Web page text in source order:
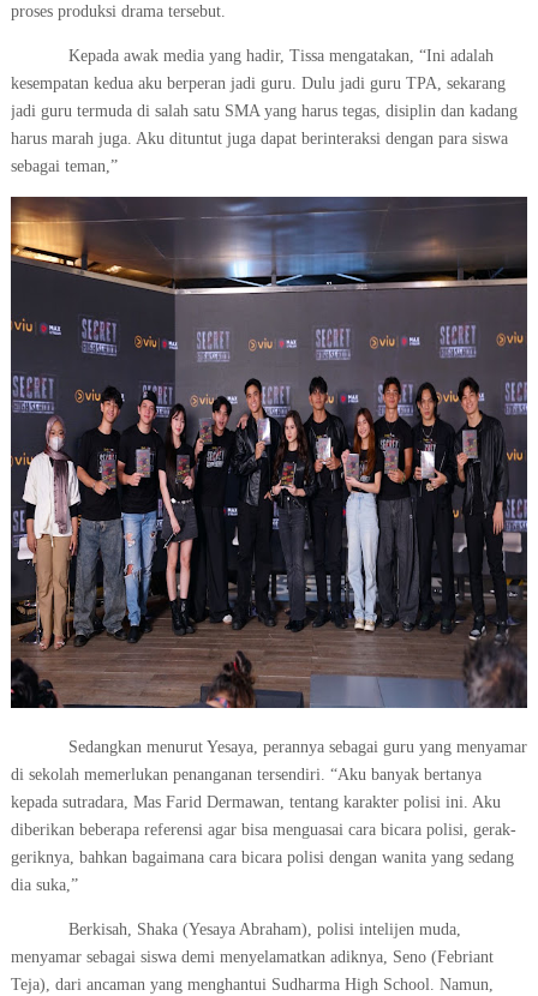
proses produksi drama tersebut.
Kepada awak media yang hadir, Tissa mengatakan, “Ini adalah
kesempatan kedua aku berperan jadi guru. Dulu jadi guru TPA, sekarang
jadi guru termuda di salah satu SMA yang harus tegas, disiplin dan kadang
harus marah juga. Aku dituntut juga dapat berinteraksi dengan para siswa
sebagai teman,”
Sedangkan menurut Yesaya, perannya sebagai guru yang menyamar
di sekolah memerlukan penanganan tersendiri. “Aku banyak bertanya
kepada sutradara, Mas Farid Dermawan, tentang karakter polisi ini. Aku
diberikan beberapa referensi agar bisa menguasai cara bicara polisi, gerak-
geriknya, bahkan bagaimana cara bicara polisi dengan wanita yang sedang
dia suka,”
Berkisah, Shaka (Yesaya Abraham), polisi intelijen muda,
menyamar sebagai siswa demi menyelamatkan adiknya, Seno (Febriant
Teja), dari ancaman yang menghantui Sudharma High School. Namun,